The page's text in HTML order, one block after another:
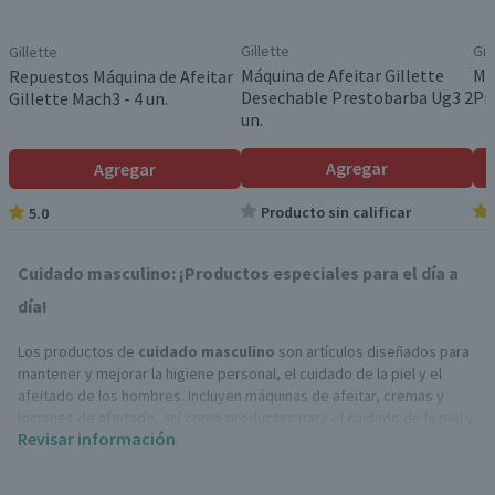
Gillette
Repuestos Máquina de Afeitar
Gillette Mach3 - 4 un.
Agregar
5.0
Gillette
Máquina de Afeitar Gillette
Desechable Prestobarba Ug3 2
un.
Agregar
Producto sin calificar
Cuidado masculino: ¡Productos especiales para el día a
día!
Los productos de cuidado masculino son artículos diseñados para
mantener y mejorar la higiene personal, el cuidado de la piel y el
afeitado de los hombres. Incluyen máquinas de afeitar, cremas y
el cabello.
Revisar información